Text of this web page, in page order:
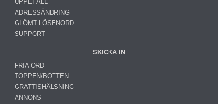
UPPEHÅLL
ADRESSÄNDRING
GLÖMT LÖSENORD
SUPPORT
SKICKA IN
FRIA ORD
TOPPEN/BOTTEN
GRATTISHÄLSNING
ANNONS